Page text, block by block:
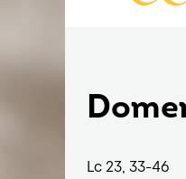
Lc 23, 33-46